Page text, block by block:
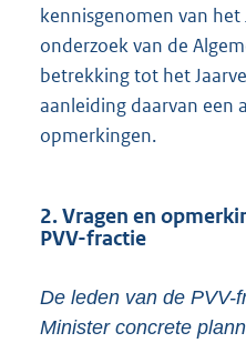
kennisgenomen van
onderzoek van de
betrekking tot het
aanleiding daarvan een
opmerkingen.
2. Vragen en
PVV-fractie
De leden van de PVV-
Minister concrete